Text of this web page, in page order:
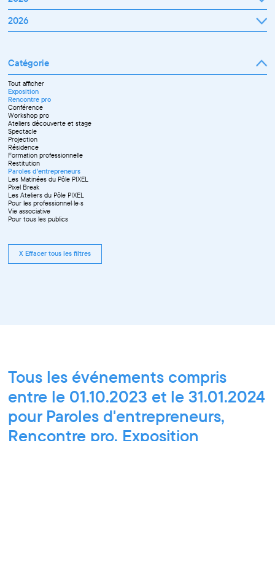
Janvier
Février
Mars
Juin
Juillet
Septembre
Octobre
Novembre
Décembre
2026
Avril
Mai
Juin
Septembre
Octobre
Novembre
Catégorie
Tout afficher
Exposition
Rencontre pro
Conférence
Workshop pro
Ateliers découverte et stage
Spectacle
Projection
Résidence
Formation professionnelle
Restitution
Paroles d'entrepreneurs
Les Matinées du Pôle PIXEL
Pixel Break
Les Ateliers du Pôle PIXEL
Pour les professionnel·le·s
Vie associative
Pour tous les publics
X Effacer tous les filtres
Tous les événements compris
entre le 01.10.2023 et le 31.01.2024
pour Paroles d'entrepreneurs,
Rencontre pro, Exposition